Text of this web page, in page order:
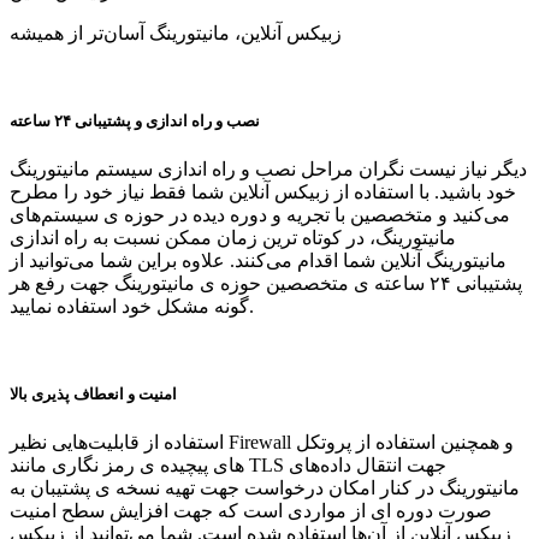
زبیکس آنلاین، مانیتورینگ آسان‌تر از همیشه
نصب و راه اندازی و پشتیبانی ۲۴ ساعته
دیگر نیاز نیست نگران مراحل نصب و راه اندازی سیستم مانیتورینگ
خود باشید. با استفاده از زبیکس آنلاین شما فقط نیاز خود را مطرح
می‌کنید و متخصصین با تجریه و دوره دیده در حوزه ی سیستم‌های
مانیتورینگ، در کوتاه ترین زمان ممکن نسبت به راه اندازی
مانیتورینگ آنلاین شما اقدام می‌کنند. علاوه براین شما می‌توانید از
پشتیبانی ۲۴ ساعته ی متخصصین حوزه ی مانیتورینگ جهت رفع هر
گونه مشکل خود استفاده نمایید.
امنیت و انعطاف پذیری بالا
استفاده از قابلیت‌هایی نظیر Firewall و همچنین استفاده از پروتکل
های پیچیده ی رمز نگاری مانند TLS جهت انتقال داده‌های
مانیتورینگ در کنار امکان درخواست جهت تهیه نسخه ی پشتیبان به
صورت دوره ای از مواردی است که جهت افزایش سطح امنیت
زبیکس آنلاین از آن‌ها استفاده شده است. شما می‌توانید از زبیکس